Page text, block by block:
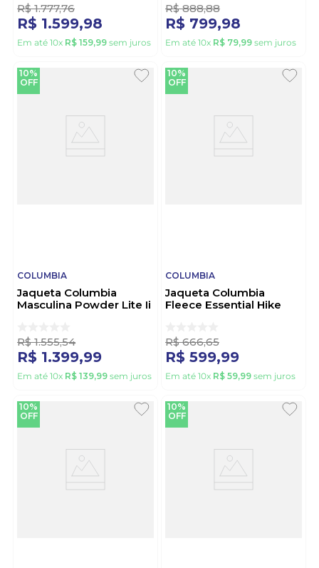
R$ 1.777,76
R$ 1.599,98
Em até 10x R$ 159,99 sem juros
R$ 888,88
R$ 799,98
Em até 10x R$ 79,99 sem juros
10%
OFF
COLUMBIA
Jaqueta Columbia
Masculina Powder Lite Ii
R$ 1.555,54
R$ 1.399,99
Em até 10x R$ 139,99 sem juros
10%
OFF
COLUMBIA
Jaqueta Columbia
Fleece Essential Hike
R$ 666,65
R$ 599,99
Em até 10x R$ 59,99 sem juros
10%
OFF
10%
OFF